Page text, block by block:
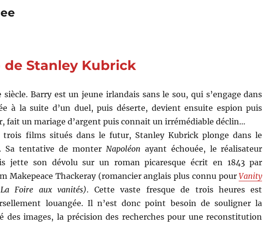
de Stanley Kubrick
siècle. Barry est un jeune irlandais sans le sou, qui s’engage dans
à la suite d’un duel, puis déserte, devient ensuite espion puis
fait un mariage d’argent puis connait un irrémédiable déclin…
trois films situés dans le futur, Stanley Kubrick plonge dans le
Sa tentative de monter Napoléon ayant échouée, le réalisateur
jette son dévolu sur un roman picaresque écrit en 1843 par
Makepeace Thackeray (romancier anglais plus connu pourVanity
La Foire aux vanités). Cette vaste fresque de trois heures est
louangée. Il n’est donc point besoin de souligner la
des images, la précision des recherches pour une reconstitution